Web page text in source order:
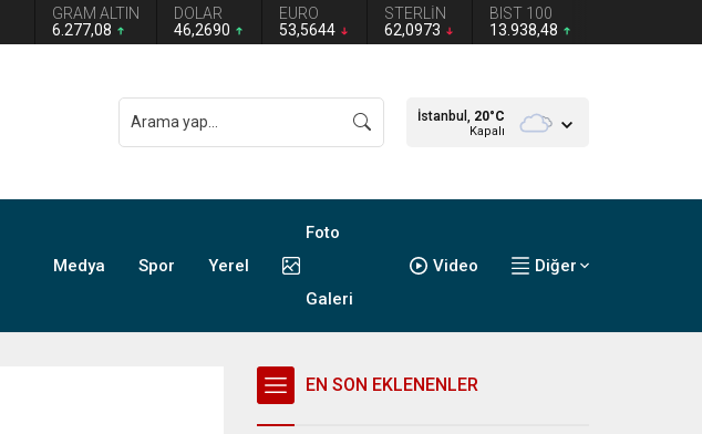
GRAM ALTIN
6.277,08
DOLAR
46,2690
EURO
53,5644
STERLİN
62,0973
BIST 100
13.938,48
İstanbul, 20°C
Kapalı
Medya Spor Yerel
Foto
Galeri
Video Diğer
EN SON EKLENENLER